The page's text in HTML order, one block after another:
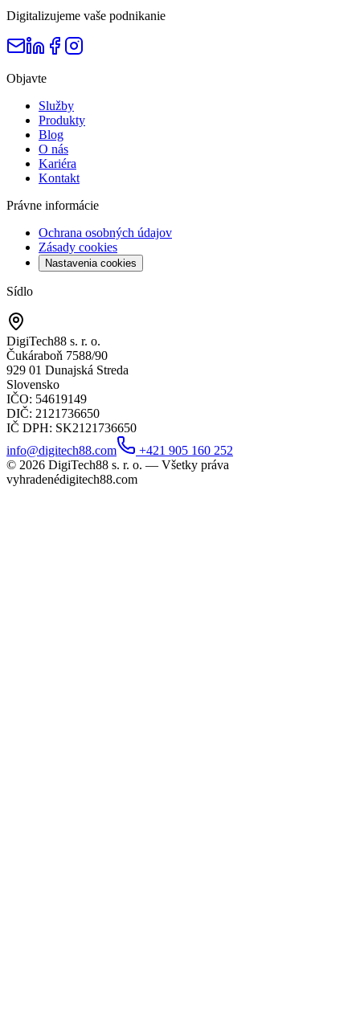
Digitalizujeme vaše podnikanie
Objavte
Služby
Produkty
Blog
O nás
Kariéra
Kontakt
Právne informácie
Ochrana osobných údajov
Zásady cookies
Nastavenia cookies
Sídlo
DigiTech88 s. r. o.
Čukáraboň 7588/90
929 01 Dunajská Streda
Slovensko
IČO: 54619149
DIČ: 2121736650
IČ DPH: SK2121736650
info@digitech88.com
+421 905 160 252
© 2026 DigiTech88 s. r. o. — Všetky práva
vyhradenédigitech88.com